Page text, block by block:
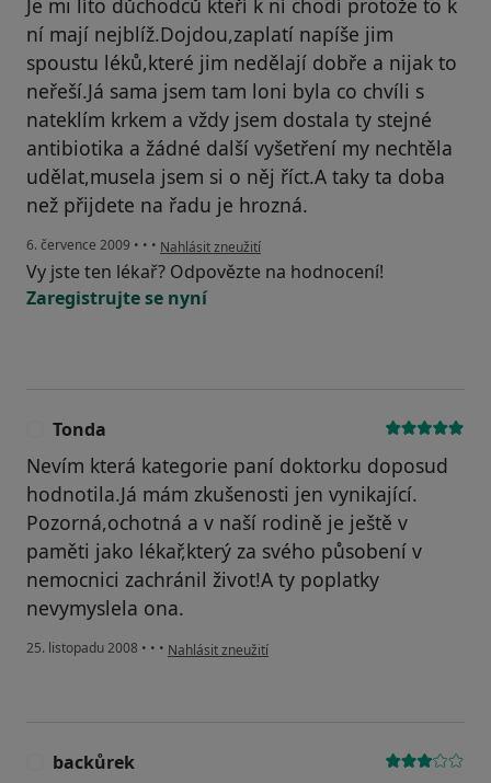
Je mi líto důchodců kteří k ní chodí protože to k
ní mají nejblíž.Dojdou,zaplatí napíše jim
spoustu léků,které jim nedělají dobře a nijak to
neřeší.Já sama jsem tam loni byla co chvíli s
nateklím krkem a vždy jsem dostala ty stejné
antibiotika a žádné další vyšetření my nechtěla
udělat,musela jsem si o něj říct.A taky ta doba
než přijdete na řadu je hrozná.
6. července 2009 • • • podle názoru uživatele Váš účet byl odstraněn
Nahlásit zneužití
Vy jste ten lékař? Odpovězte na hodnocení!
Zaregistrujte se nyní
Tonda
Nevím která kategorie paní doktorku doposud
hodnotila.Já mám zkušenosti jen vynikající.
Pozorná,ochotná a v naší rodině je ještě v
paměti jako lékař,který za svého působení v
nemocnici zachránil život!A ty poplatky
nevymyslela ona.
25. listopadu 2008 • • • podle názoru uživatele Tonda
Nahlásit zneužití
backůrek